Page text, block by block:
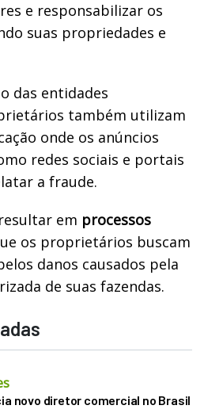
e responsabilizar os
suas propriedades e
das entidades
também utilizam
onde os anúncios
redes sociais e portais
a fraude.
em processos
os proprietários buscam
danos causados pela
de suas fazendas.
novo diretor comercial no Brasil